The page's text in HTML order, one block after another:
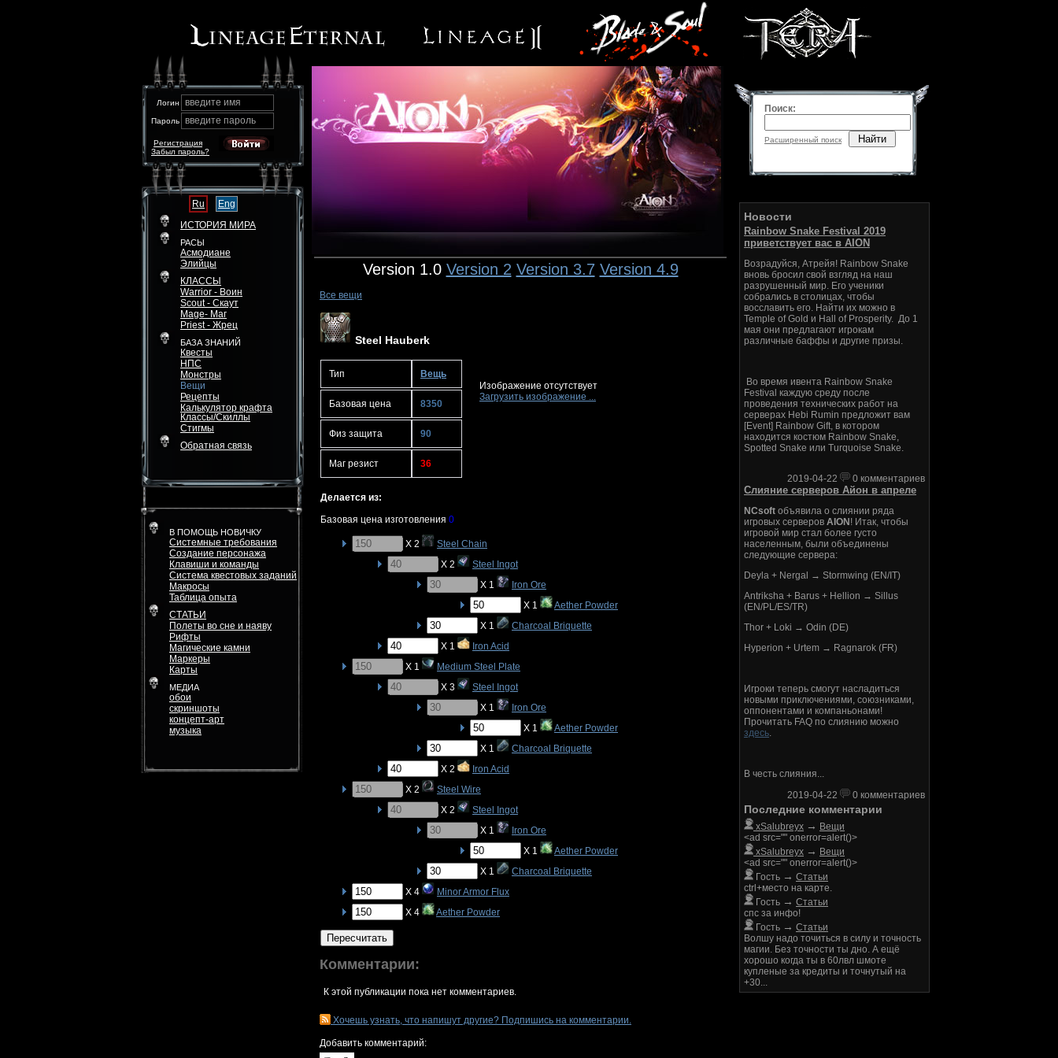
Логин введите имя
Пароль введите пароль
Забыл пароль?
Регистрация
Ru
Eng
ИСТОРИЯ МИРА
РАСЫ
Асмодиане
Элийцы
КЛАССЫ
Warrior - Воин
Scout - Скаут
Mage- Маг
Priest - Жрец
БАЗА ЗНАНИЙ
Квесты
НПС
Монстры
Вещи
Рецепты
Калькулятор крафта
Классы/Скиллы
Стигмы
Обратная связь
В ПОМОЩЬ НОВИЧКУ
Системные требования
Создание персонажа
Клавиши и команды
Система квестовых заданий
Макросы
Таблица опыта
СТАТЬИ
Полеты во сне и наяву
Рифты
Магические камни
Маркеры
Карты
МЕДИА
обои
скриншоты
концепт-арт
музыка
Version 1.0 Version 2 Version 3.7 Version 4.9
Все вещи
Steel Hauberk
Тип Вещь
Базовая цена 8350
Физ защита 90
Маг резист 36
Изображение отсутствует
Загрузить изображение ...
Делается из:
Базовая цена изготовления 0
X 2
Steel Chain
X 2
Steel Ingot
X 1
Iron Ore
X 1
Aether Powder
X 1
Charcoal Briquette
X 1
Iron Acid
X 1
Medium Steel Plate
X 3
Steel Ingot
X 1
Iron Ore
X 1
Aether Powder
X 1
Charcoal Briquette
X 2
Iron Acid
X 2
Steel Wire
X 2
Steel Ingot
X 1
Iron Ore
X 1
Aether Powder
X 1
Charcoal Briquette
X 4
Minor Armor Flux
X 4
Aether Powder
Пересчитать
Комментарии:
К этой публикации пока нет комментариев.
Хочешь узнать, что напишут другие? Подпишись на комментарии.
Добавить комментарий:
Поиск:
Расширенный поиск Найти
Новости
Rainbow Snake Festival 2019
приветствует вас в AION
Возрадуйся, Атрейя! Rainbow Snake
вновь бросил свой взгляд на наш
разрушенный мир. Его ученики
собрались в столицах, чтобы
восславить его. Найти их можно в
Temple of Gold и Hall of Prosperity. До 1
мая они предлагают игрокам
различные баффы и другие призы.
Во время ивента Rainbow Snake
Festival каждую среду после
проведения технических работ на
серверах Hebi Rumin предложит вам
[Event] Rainbow Gift, в котором
находится костюм Rainbow Snake,
Spotted Snake или Turquoise Snake.
2019-04-22 0 комментариев
Слияние серверов Айон в апреле
NCsoft объявила о слиянии ряда
игровых серверов AION ! Итак, чтобы
игровой мир стал более густо
населенным, были объединены
следующие сервера:
Deyla + Nergal → Stormwing (EN/IT)
Antriksha + Barus + Hellion → Sillus
(EN/PL/ES/TR)
Thor + Loki → Odin (DE)
Hyperion + Urtem → Ragnarok (FR)
Игроки теперь смогут насладиться
новыми приключениями, союзниками,
оппонентами и компаньонами!
Прочитать FAQ по слиянию можно
здесь.
В честь слияния...
2019-04-22
0 комментариев
Последние комментарии
xSalubreyx → Вещи
<ad src="" onerror=alert()>
xSalubreyx → Вещи
<ad src="" onerror=alert()>
Гость → Статьи
ctrl+место на карте.
Гость → Статьи
спс за инфо!
Гость → Статьи
Волшу надо точиться в силу и точность
магии. Без точности ты дно. А ещё
хорошо когда ты в 60лвл шмоте
купленые за кредиты и точнутый на
+30...